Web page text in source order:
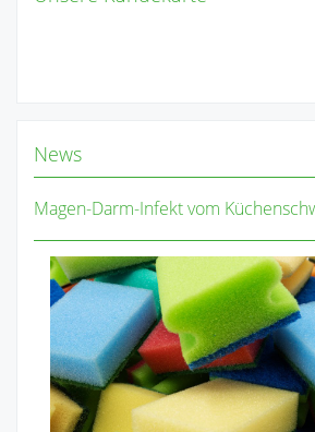
News
Magen-Darm-Infekt vom